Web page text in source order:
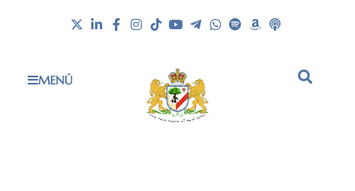
MENÚ